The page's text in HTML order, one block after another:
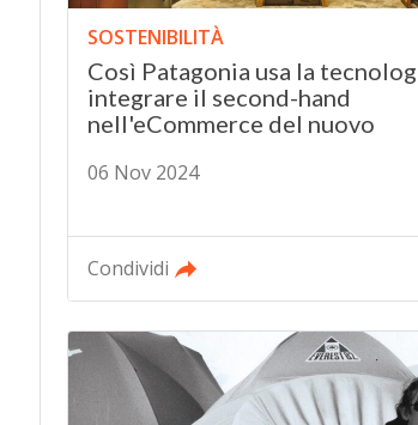
SOSTENIBILITÀ
Così Patagonia usa la
integrare il second-hand
nell'eCommerce del nuovo
06 Nov 2024
Condividi